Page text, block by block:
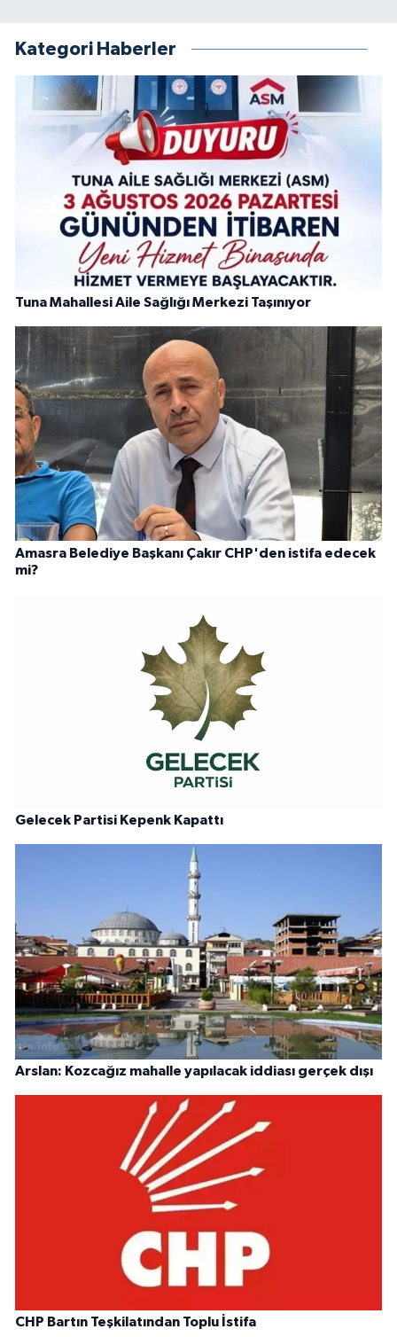
Kategori Haberler
Tuna Mahallesi Aile Sağlığı Merkezi Taşınıyor
Amasra Belediye Başkanı Çakır CHP'den istifa edecek
mi?
Gelecek Partisi Kepenk Kapattı
Arslan: Kozcağız mahalle yapılacak iddiası gerçek dışı
CHP Bartın Teşkilatından Toplu İstifa